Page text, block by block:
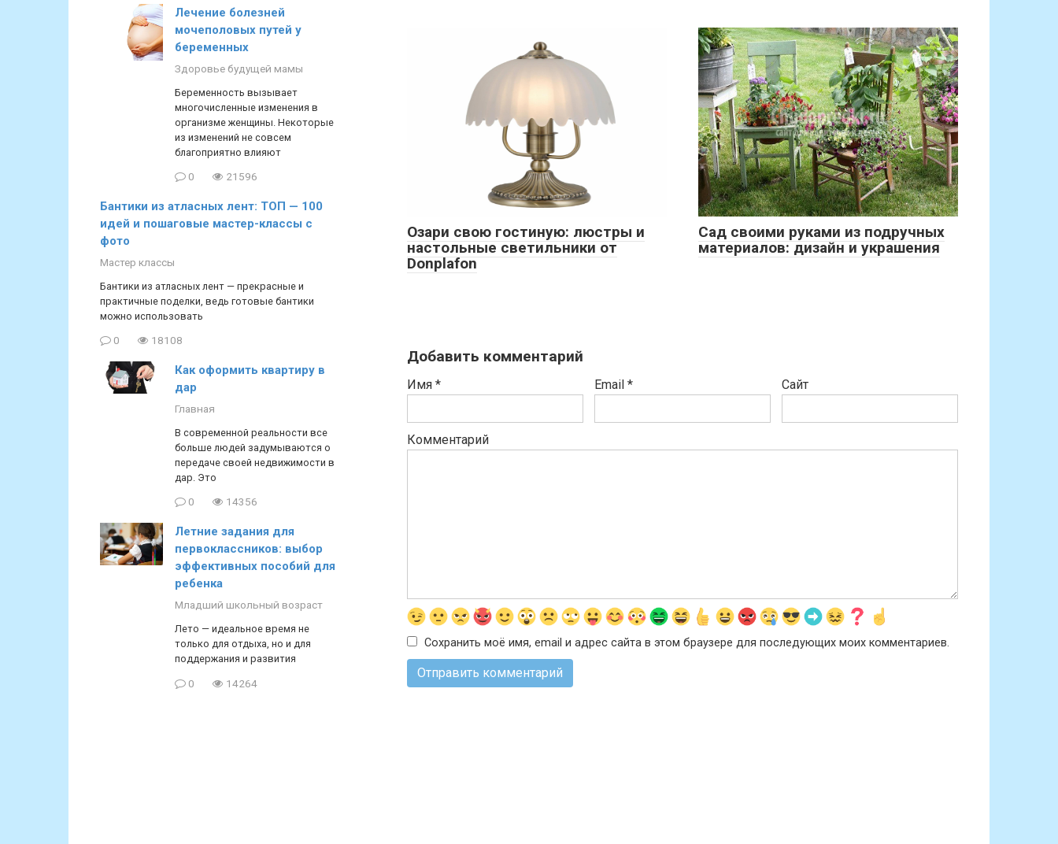
Озари свою гостиную: люстры и
настольные светильники от
Donplafon
Сад своими руками из подручных
материалов: дизайн и украшения
Добавить комментарий
Имя * Email * Сайт
Комментарий
Сохранить моё имя, email и адрес сайта в этом браузере для последующих моих комментариев.
Лечение болезней
мочеполовых путей у
беременных
Здоровье будущей мамы
Беременность вызывает
многочисленные изменения в
организме женщины. Некоторые
из изменений не совсем
благоприятно влияют
0 21596
Бантики из атласных лент: ТОП — 100
идей и пошаговые мастер-классы с
фото
Мастер классы
Бантики из атласных лент — прекрасные и
практичные поделки, ведь готовые бантики
можно использовать
0 18108
Как оформить квартиру в
дар
Главная
В современной реальности все
больше людей задумываются о
передаче своей недвижимости в
дар. Это
0 14356
Летние задания для
первоклассников: выбор
эффективных пособий для
ребенка
Младший школьный возраст
Лето — идеальное время не
только для отдыха, но и для
поддержания и развития
0 14264